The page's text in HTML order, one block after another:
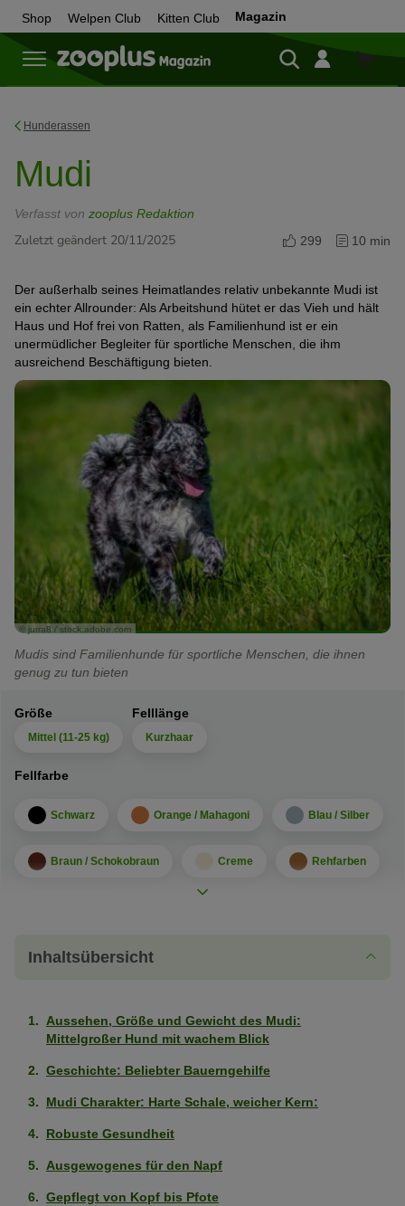
Shop Welpen Club Kitten Club Magazin
Zum
Hunderassen
Mudi
Verfasst von zooplus Redaktion
Zuletzt geändert 20/11/2025 299 10 min
Der außerhalb seines Heimatlandes relativ unbekannte Mudi ist
ein echter Allrounder: Als Arbeitshund hütet er das Vieh und hält
Haus und Hof frei von Ratten, als Familienhund ist er ein
unermüdlicher Begleiter für sportliche Menschen, die ihm
ausreichend Beschäftigung bieten.
© jurra8 / stock.adobe.com
Mudis sind Familienhunde für sportliche Menschen, die ihnen
genug zu tun bieten
Größe
Mittel (11-25 kg)
Felllänge
Kurzhaar
Fellfarbe
Schwarz Orange / Mahagoni Blau / Silber
Braun / Schokobraun Creme Rehfarben
Gepunktet / Gesprenkelt
Charakter
Mittelmäßig
Kinderfreundlich
Wohnungshund
Inhaltsübersicht
Aussehen, Größe und Gewicht des Mudi:
Mittelgroßer Hund mit wachem Blick
Geschichte: Beliebter Bauerngehilfe
Mudi Charakter: Harte Schale, weicher Kern:
Robuste Gesundheit
Ausgewogenes für den Napf
Gepflegt von Kopf bis Pfote